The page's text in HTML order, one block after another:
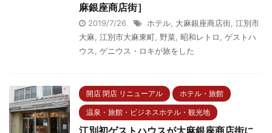
麻銀座商店街］
2019/7/26 ホテル, 大麻銀座商店街, 江別市
大麻, 江別市大麻東町, 野菜, 昭和レトロ, ゲストハ
ウス, ゲニウス・ロキが旅をした
開店 閉店 リニューアル ホテル・旅館
温泉・旅館・ビジネスホテル・観光地